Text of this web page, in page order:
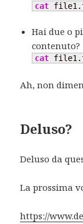
cat
Hai due o
contenuto?
cat
Ah, non
Deluso?
Deluso da
La prossima
https://